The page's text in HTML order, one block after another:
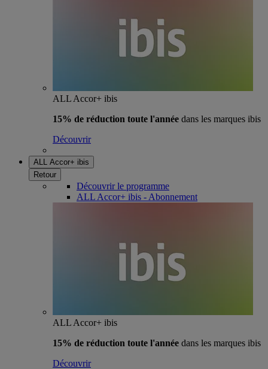
ALL Accor+ ibis
15% de réduction toute l'année dans les marques ibis
Découvrir
ALL Accor+ ibis
Retour
Découvrir le programme
ALL Accor+ ibis - Abonnement
ALL Accor+ ibis
15% de réduction toute l'année dans les marques ibis
Découvrir